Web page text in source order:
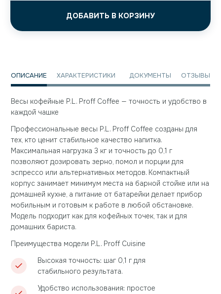
ДОБАВИТЬ В КОРЗИНУ
ОПИСАНИЕ ХАРАКТЕРИСТИКИ ДОКУМЕНТЫ ОТЗЫВЫ
Весы кофейные P.L. Proff Coffee — точность и удобство в
каждой чашке
Профессиональные весы P.L. Proff Coffee созданы для
тех, кто ценит стабильное качество напитка.
Максимальная нагрузка 3 кг и точность до 0,1 г
позволяют дозировать зерно, помол и порции для
эспрессо или альтернативных методов. Компактный
корпус занимает минимум места на барной стойке или на
домашней кухне, а питание от батарейки делает прибор
мобильным и готовым к работе в любой обстановке.
Модель подходит как для кофейных точек, так и для
домашних бариста.
Преимущества модели P.L. Proff Cuisine
Высокая точность: шаг 0,1 г для
стабильного результата.
Удобство использования: простое